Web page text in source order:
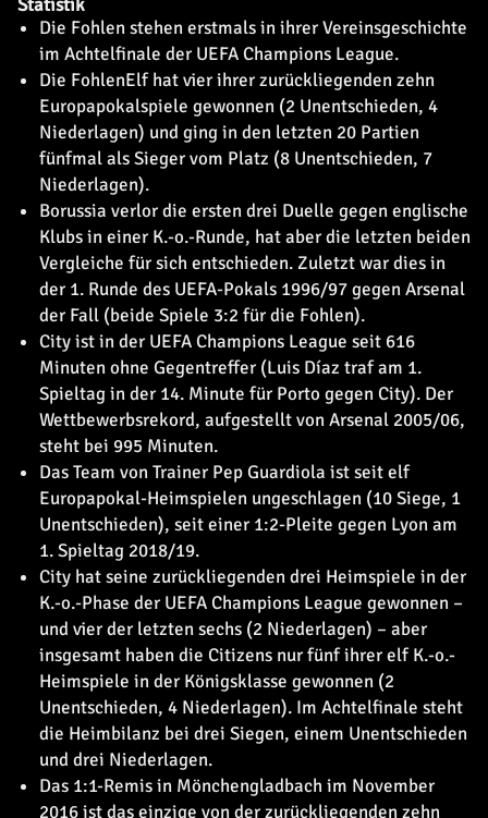
Statistik
Die Fohlen stehen erstmals in ihrer Vereinsgeschichte
im Achtelfinale der UEFA Champions League.
Die FohlenElf hat vier ihrer zurückliegenden zehn
Europapokalspiele gewonnen (2 Unentschieden, 4
Niederlagen) und ging in den letzten 20 Partien
fünfmal als Sieger vom Platz (8 Unentschieden, 7
Niederlagen).
Borussia verlor die ersten drei Duelle gegen englische
Klubs in einer K.-o.-Runde, hat aber die letzten beiden
Vergleiche für sich entschieden. Zuletzt war dies in
der 1. Runde des UEFA-Pokals 1996/97 gegen Arsenal
der Fall (beide Spiele 3:2 für die Fohlen).
City ist in der UEFA Champions League seit 616
Minuten ohne Gegentreffer (Luis Díaz traf am 1.
Spieltag in der 14. Minute für Porto gegen City). Der
Wettbewerbsrekord, aufgestellt von Arsenal 2005/06,
steht bei 995 Minuten.
Das Team von Trainer Pep Guardiola ist seit elf
Europapokal-Heimspielen ungeschlagen (10 Siege, 1
Unentschieden), seit einer 1:2-Pleite gegen Lyon am
1. Spieltag 2018/19.
City hat seine zurückliegenden drei Heimspiele in der
K.-o.-Phase der UEFA Champions League gewonnen –
und vier der letzten sechs (2 Niederlagen) – aber
insgesamt haben die Citizens nur fünf ihrer elf K.-o.-
Heimspiele in der Königsklasse gewonnen (2
Unentschieden, 4 Niederlagen). Im Achtelfinale steht
die Heimbilanz bei drei Siegen, einem Unentschieden
und drei Niederlagen.
Das 1:1-Remis in Mönchengladbach im November
2016 ist das einzige von der zurückliegenden zehn